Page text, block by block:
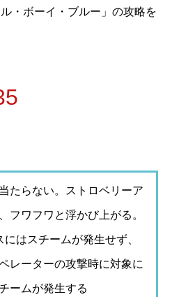
・ボーイ・ブルー」の攻略を
たらない。ストロベリーア
フワフワと浮かび上がる。
にはスチームが発生せず、
レーターの攻撃時に対象に
ームが発生する